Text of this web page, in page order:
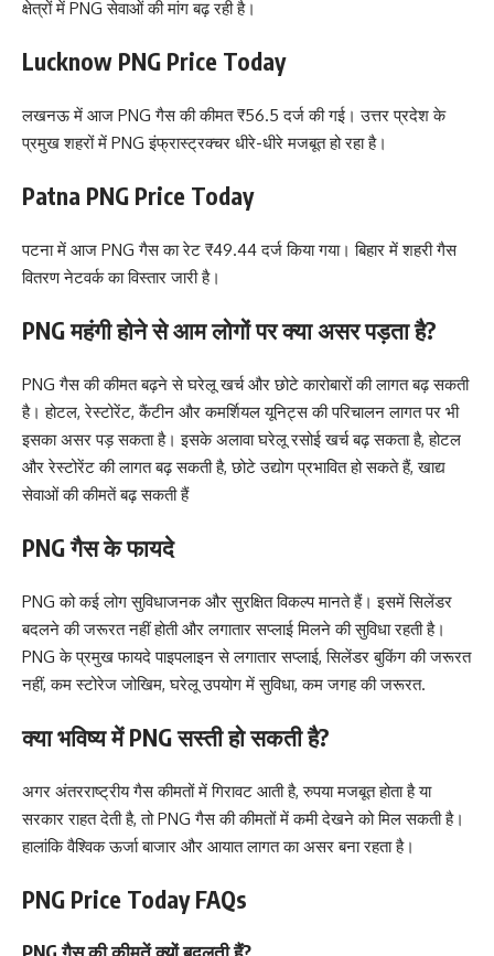
क्षेत्रों में PNG सेवाओं की मांग बढ़ रही है।
Lucknow PNG Price Today
लखनऊ में आज PNG गैस की कीमत ₹56.5 दर्ज की गई। उत्तर प्रदेश के
प्रमुख शहरों में PNG इंफ्रास्ट्रक्चर धीरे-धीरे मजबूत हो रहा है।
Patna PNG Price Today
पटना में आज PNG गैस का रेट ₹49.44 दर्ज किया गया। बिहार में शहरी गैस
वितरण नेटवर्क का विस्तार जारी है।
PNG महंगी होने से आम लोगों पर क्या असर पड़ता है?
PNG गैस की कीमत बढ़ने से घरेलू खर्च और छोटे कारोबारों की लागत बढ़ सकती
है। होटल, रेस्टोरेंट, कैंटीन और कमर्शियल यूनिट्स की परिचालन लागत पर भी
इसका असर पड़ सकता है। इसके अलावा घरेलू रसोई खर्च बढ़ सकता है, होटल
और रेस्टोरेंट की लागत बढ़ सकती है, छोटे उद्योग प्रभावित हो सकते हैं, खाद्य
सेवाओं की कीमतें बढ़ सकती हैं
PNG गैस के फायदे
PNG को कई लोग सुविधाजनक और सुरक्षित विकल्प मानते हैं। इसमें सिलेंडर
बदलने की जरूरत नहीं होती और लगातार सप्लाई मिलने की सुविधा रहती है।
PNG के प्रमुख फायदे पाइपलाइन से लगातार सप्लाई, सिलेंडर बुकिंग की जरूरत
नहीं, कम स्टोरेज जोखिम, घरेलू उपयोग में सुविधा, कम जगह की जरूरत.
क्या भविष्य में PNG सस्ती हो सकती है?
अगर अंतरराष्ट्रीय गैस कीमतों में गिरावट आती है, रुपया मजबूत होता है या
सरकार राहत देती है, तो PNG गैस की कीमतों में कमी देखने को मिल सकती है।
हालांकि वैश्विक ऊर्जा बाजार और आयात लागत का असर बना रहता है।
PNG Price Today FAQs